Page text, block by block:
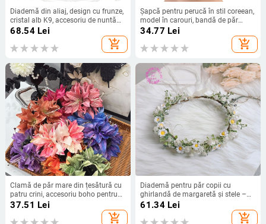
Diademă din aliaj, design cu frunze,
cristal alb K9, accesoriu de nuntă
pentru cap
68.54Lei
add_shopping_cart
Șapcă pentru perucă în stil coreean,
model în carouri, bandă de păr
pentru yoga, design în formă de U
34.77 Lei
add_shopping_cart
Clamă de păr mare din țesătură cu
patru crini, accesoriu boho pentru
plajă
37.51 Lei
add_shopping_cart
Diademă pentru păr copii cu
ghirlandă de margaretă și stele –
lucrată manual, plastic/rășină,
Garland Brand, stil Fresh Mori
61.34Lei
add_shopping_cart